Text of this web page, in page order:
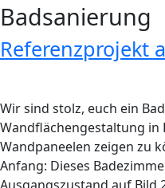
Badsanierung
Referenzprojekt
Wir sind stolz, euch ein
Wandflächengestaltung in
Wandpaneelen zeigen zu
Anfang: Dieses